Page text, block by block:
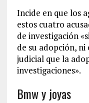
Incide en que los
estos cuatro
de investigación
de su adopción,
judicial que la
investigaciones».
Bmw y joyas